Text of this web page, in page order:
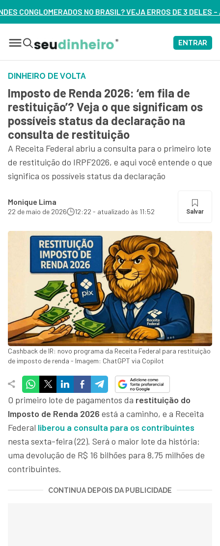
VEJA ERROS DE 3 DELES – ASSISTA AGORA
ENTRAR
DINHEIRO DE VOLTA
Imposto de Renda 2026: ‘em fila de
restituição’? Veja o que significam os
possíveis status da declaração na
consulta de restituição
A Receita Federal abriu a consulta para o primeiro lote
de restituição do IRPF2026, e aqui você entende o que
significa os possíveis status da declaração
Monique Lima
22 de maio de 2026 12:22 - atualizado às 11:52 Salvar
Cashback de IR: novo programa da Receita Federal para restituição
de imposto de renda - Imagem: ChatGPT via Copilot
O primeiro lote de pagamentos da restituição do
Imposto de Renda 2026 está a caminho, e a Receita
Federal liberou a consulta para os contribuintes
nesta sexta-feira (22). Será o maior lote da história:
uma devolução de R$ 16 bilhões para 8,75 milhões de
contribuintes.
CONTINUA DEPOIS DA PUBLICIDADE